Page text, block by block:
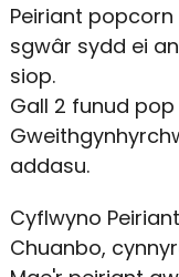
Peiriant
sgwâr sydd ei
siop.
Gall 2 funud
addasu.
Cyflwyno
Chuanbo,